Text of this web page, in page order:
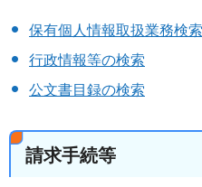
保有個人情報取扱業務検索
行政情報等の検索
公文書目録の検索
請求手続等